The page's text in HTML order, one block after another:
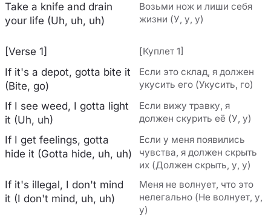
Take a knife and drain
your life (Uh, uh, uh)
Возьми нож и лиши себя
жизни (У, у, у)
[Verse 1] [Куплет 1]
If it's a depot, gotta bite it
(Bite, go)
Если это склад, я должен
укусить его (Укусить, го)
If I see weed, I gotta light
it (Uh, uh)
Если вижу травку, я
должен скурить её (У, у)
If I get feelings, gotta
hide it (Gotta hide, uh, uh)
Если у меня появились
чувства, я должен скрыть
их (Должен скрыть, у, у)
If it's illegal, I don't mind
it (I don't mind, uh, uh)
Меня не волнует, что это
нелегально (Не волнует, у,
у)